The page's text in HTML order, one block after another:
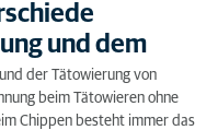
und dem
der Tätowierung von
beim Tätowieren ohne
Chippen besteht immer das